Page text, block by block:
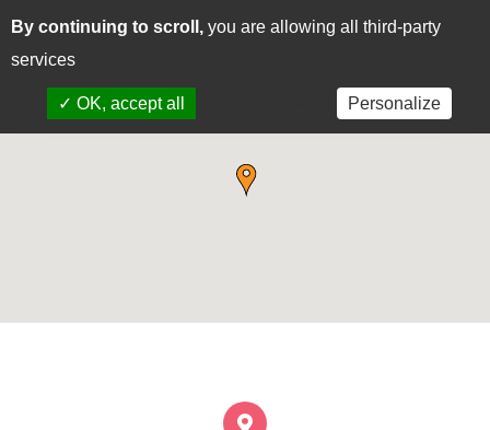
CASEUS
By continuing to scroll, you are allowing all third-party
services
✓ OK, accept all Personalize